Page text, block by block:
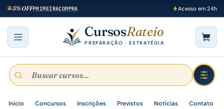
5% OFFPRIMEIRACOMPRA Acesso em 24h
CursosRateio
PREPARAÇÃO · ESTRATÉGIA
Início Concursos Inscrições Previstos Notícias Contato